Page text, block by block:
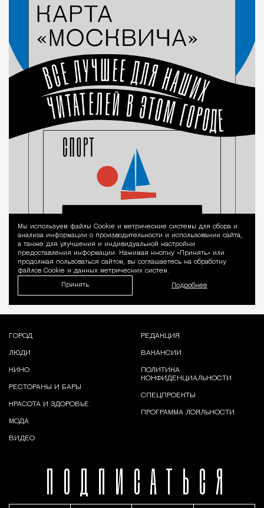
Уведомление
Мы используем файлы Сookie и метрические системы для сбора и
анализа информации о производительности и использовании сайта,
а также для улучшения и индивидуальной настройки
предоставления информации. Нажимая кнопку «Принять» или
продолжая пользоваться сайтом, вы соглашаетесь на обработку
файлов Cookie и данных метрических систем.
Принять Подробнее
ПОДПИСАТЬСЯ
ГОРОД
ЛЮДИ
КИНО
РЕСТОРАНЫ И БАРЫ
КРАСОТА И ЗДОРОВЬЕ
МОДА
ВИДЕО
РЕДАКЦИЯ
ВАКАНСИИ
ПОЛИТИКА
КОНФИДЕНЦИАЛЬНОСТИ
СПЕЦПРОЕКТЫ
ПРОГРАММА ЛОЯЛЬНОСТИ